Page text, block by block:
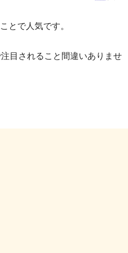
とで人気です。
目されること間違いありませ